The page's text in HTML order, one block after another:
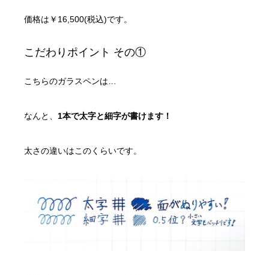
価格は￥16,500(税込)です。
こだわりポイント その①
こちらのガラスペンは…
なんと、 1本で太字と細字が書けます！
太さの違いはこのくらいです。